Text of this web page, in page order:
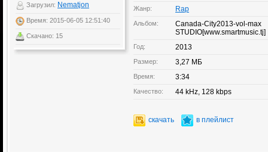
Загрузил: Nematjon
Время: 2015-06-05 12:51:40
Скачано: 15
Жанр: Rap
Альбом:
Canada-City2013-vol-max
STUDIO[www.smartmusic.tj]
Год: 2013
Размер: 3,27 МБ
Время: 3:34
Качество: 44 kHz, 128 kbps
скачать в плейлист